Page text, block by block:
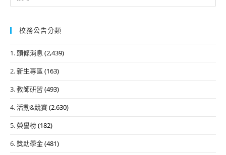
for:
校務公告分類
1. 頭條消息 (2,439)
2. 新生專區 (163)
3. 教師研習 (493)
4. 活動&競賽(2,630)
5. 榮譽榜(182)
6. 獎助學金(481)